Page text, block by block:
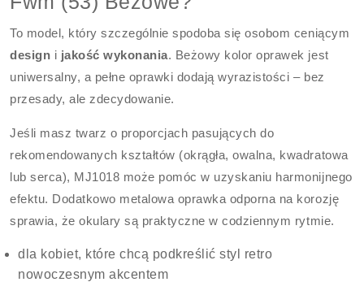
To model, który szczególnie spodoba się osobom ceniącym
design i jakość wykonania. Beżowy kolor oprawek jest
uniwersalny, a pełne oprawki dodają wyrazistości – bez
przesady, ale zdecydowanie.
Jeśli masz twarz o proporcjach pasujących do
rekomendowanych kształtów (okrągła, owalna, kwadratowa
lub serca), MJ1018 może pomóc w uzyskaniu harmonijnego
efektu. Dodatkowo metalowa oprawka odporna na korozję
sprawia, że okulary są praktyczne w codziennym rytmie.
dla kobiet, które chcą podkreślić styl retro
nowoczesnym akcentem